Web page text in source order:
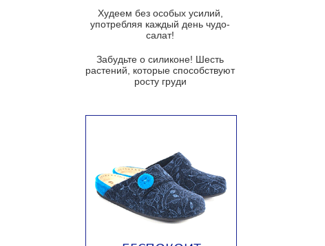
Суп мисо с зеленым луком и
тофу
из рукколы
Португальский чесночный суп с
Ирландский картофельный суп
Суп из пастернака
Пряный морковный суп во время
зимних холодов
Худеем без особых усилий,
употребляя каждый день чудо-
салат!
Забудьте о силиконе! Шесть
растений, которые способствуют
росту груди